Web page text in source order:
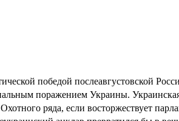
победой послеавгустовской
поражением Украины.
ряда, если восторжествует